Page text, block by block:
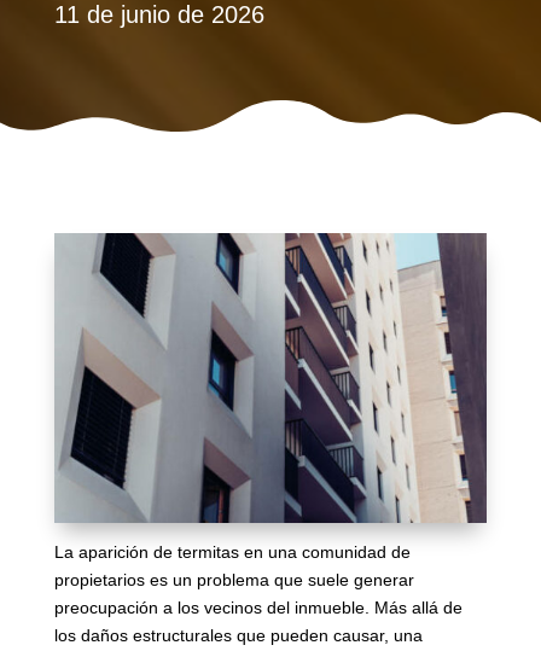
11 de junio de 2026
La aparición de termitas en una comunidad de
propietarios es un problema que suele generar
preocupación a los vecinos del inmueble. Más allá de
los daños estructurales que pueden causar, una